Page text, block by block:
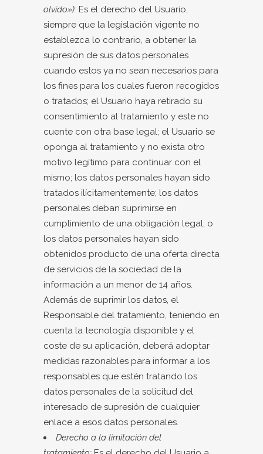
olvido»): Es el derecho del Usuario,
siempre que la legislación vigente no
establezca lo contrario, a obtener la
supresión de sus datos personales
cuando estos ya no sean necesarios para
los fines para los cuales fueron recogidos
o tratados; el Usuario haya retirado su
consentimiento al tratamiento y este no
cuente con otra base legal; el Usuario se
oponga al tratamiento y no exista otro
motivo legítimo para continuar con el
mismo; los datos personales hayan sido
tratados ilícitamentemente; los datos
personales deban suprimirse en
cumplimiento de una obligación legal; o
los datos personales hayan sido
obtenidos producto de una oferta directa
de servicios de la sociedad de la
información a un menor de 14 años.
Además de suprimir los datos, el
Responsable del tratamiento, teniendo en
cuenta la tecnología disponible y el
coste de su aplicación, deberá adoptar
medidas razonables para informar a los
responsables que estén tratando los
datos personales de la solicitud del
interesado de supresión de cualquier
enlace a esos datos personales.
Derecho a la limitación del